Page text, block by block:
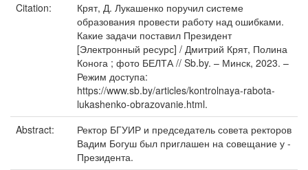
Citation:
Крят, Д. Лукашенко поручил системе
образования провести работу над ошибками.
Какие задачи поставил Президент
[Электронный ресурс] / Дмитрий Крят, Полина
Конога ; фото БЕЛТА // Sb.by. – Минск, 2023. –
Режим доступа:
https://www.sb.by/articles/kontrolnaya-rabota-
lukashenko-obrazovanie.html.
Abstract:
Ректор БГУИР и председатель совета ректоров
Вадим Богуш был приглашен на совещание у ­
Президента.